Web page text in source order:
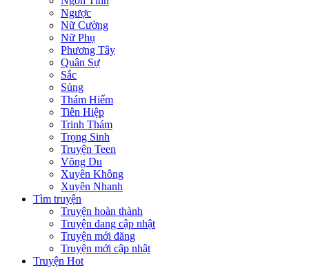
Ngược
Nữ Cường
Nữ Phụ
Phương Tây
Quân Sự
Sắc
Sủng
Thám Hiểm
Tiên Hiệp
Trinh Thám
Trọng Sinh
Truyện Teen
Võng Du
Xuyên Không
Xuyên Nhanh
Tìm truyện
Truyện hoàn thành
Truyện đang cập nhật
Truyện mới đăng
Truyện mới cập nhật
Truyện Hot